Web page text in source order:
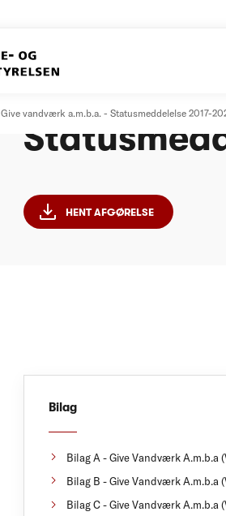
Give vandværk a.m.b.a. - Statusmeddelelse 2017-
HENT AFGØRELSE
Bilag
Bilag A - Give Vandværk A.m.b.a
Bilag B - Give Vandværk A.m.b.a
Bilag C - Give Vandværk A.m.b.a